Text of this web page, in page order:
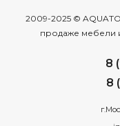
2009-2025 ©
продаже мебели
8
8